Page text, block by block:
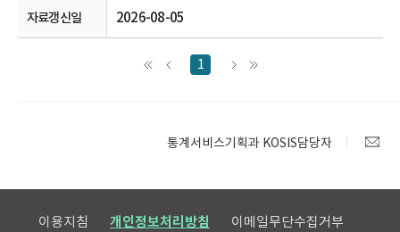
2026-08-05
1
통계서비스기획과 KOSIS담당자
이용지침 개인정보처리방침
이메일무단수집거부